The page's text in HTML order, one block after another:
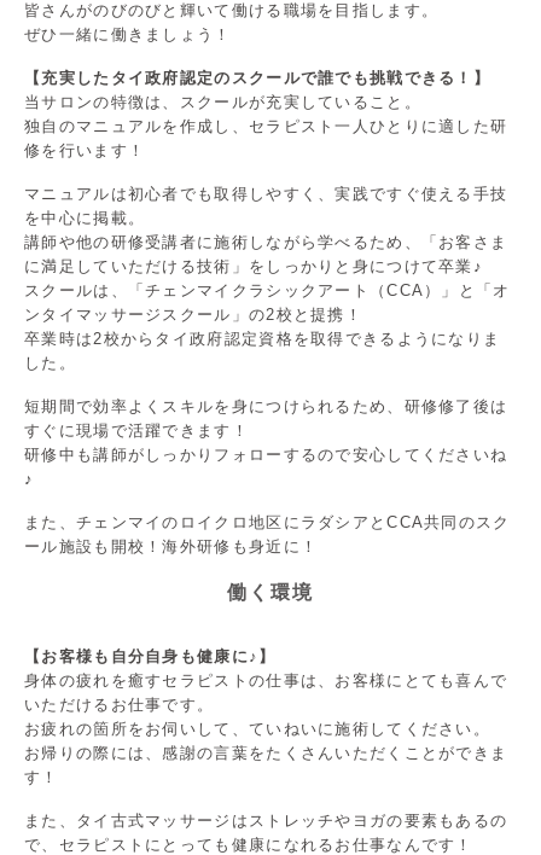
皆さんがのびのびと輝いて働ける職場を目指します。
ぜひ一緒に働きましょう！
【充実したタイ政府認定のスクールで誰でも挑戦できる！】
当サロンの特徴は、スクールが充実していること。
独自のマニュアルを作成し、セラピスト一人ひとりに適した研
修を行います！
マニュアルは初心者でも取得しやすく、実践ですぐ使える手技
を中心に掲載。
講師や他の研修受講者に施術しながら学べるため、「お客さま
に満足していただける技術」をしっかりと身につけて卒業♪
スクールは、「チェンマイクラシックアート（CCA）」と「オ
ンタイマッサージスクール」の2校と提携！
卒業時は2校からタイ政府認定資格を取得できるようになりま
した。
短期間で効率よくスキルを身につけられるため、研修修了後は
すぐに現場で活躍できます！
研修中も講師がしっかりフォローするので安心してくださいね
♪
また、チェンマイのロイクロ地区にラダシアとCCA共同のスク
ール施設も開校！海外研修も身近に！
働く環境
【お客様も自分自身も健康に♪】
身体の疲れを癒すセラピストの仕事は、お客様にとても喜んで
いただけるお仕事です。
お疲れの箇所をお伺いして、ていねいに施術してください。
お帰りの際には、感謝の言葉をたくさんいただくことができま
す！
また、タイ古式マッサージはストレッチやヨガの要素もあるの
で、セラピストにとっても健康になれるお仕事なんです！